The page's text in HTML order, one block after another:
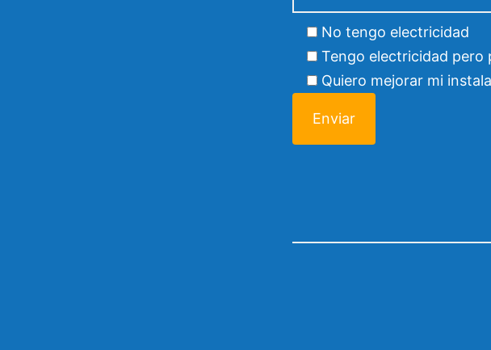
No tengo electricidad
Tengo electricidad pero
Quiero mejorar mi